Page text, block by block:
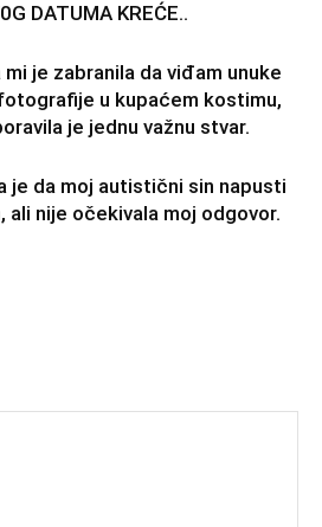
DATUMA KREĆE..
mi je zabranila da viđam unuke
u kupaćem kostimu,
je jednu važnu stvar.
je da moj autistični sin napusti
ali nije očekivala moj odgovor.